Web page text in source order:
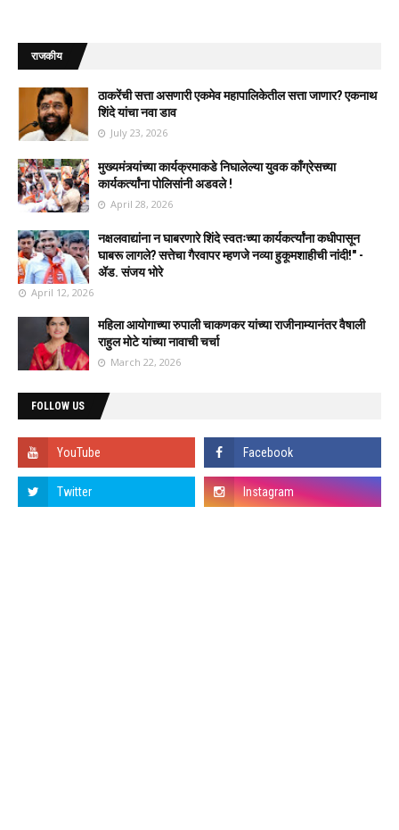
राजकीय
ठाकरेंची सत्ता असणारी एकमेव महापालिकेतील सत्ता जाणार? एकनाथ
शिंदे यांचा नवा डाव
July 23, 2026
मुख्यमंत्र्यांच्या कार्यक्रमाकडे निघालेल्या युवक काँग्रेसच्या
कार्यकर्त्यांना पोलिसांनी अडवले !
April 28, 2026
नक्षलवाद्यांना न घाबरणारे शिंदे स्वतःच्या कार्यकर्त्यांना कधीपासून
घाबरू लागले? सत्तेचा गैरवापर म्हणजे नव्या हुकूमशाहीची नांदी!" -
ॲड. संजय भोरे
April 12, 2026
महिला आयोगाच्या रुपाली चाकणकर यांच्या राजीनाम्यानंतर वैषाली
राहुल मोटे यांच्या नावाची चर्चा
March 22, 2026
FOLLOW US